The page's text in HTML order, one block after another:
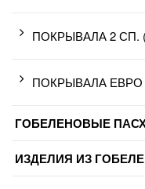
ПОКРЫВАЛА 2 СП.
ПОКРЫВАЛА ЕВРО
ГОБЕЛЕНОВЫЕ
ИЗДЕЛИЯ ИЗ